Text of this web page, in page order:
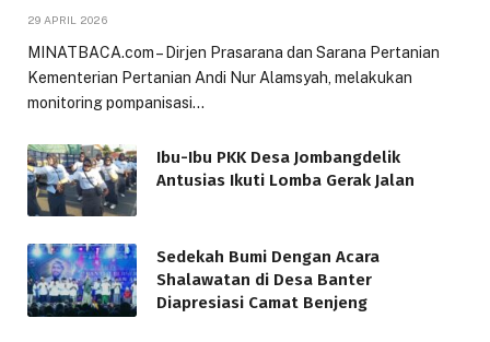
29 APRIL 2026
MINATBACA.com – Dirjen Prasarana dan Sarana Pertanian
Kementerian Pertanian Andi Nur Alamsyah, melakukan
monitoring pompanisasi…
Ibu-Ibu PKK Desa Jombangdelik
Antusias Ikuti Lomba Gerak Jalan
Sedekah Bumi Dengan Acara
Shalawatan di Desa Banter
Diapresiasi Camat Benjeng